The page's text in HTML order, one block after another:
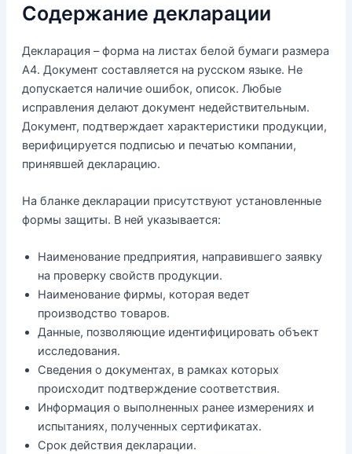
Содержание декларации
Декларация – форма на листах белой бумаги размера
А4. Документ составляется на русском языке. Не
допускается наличие ошибок, описок. Любые
исправления делают документ недействительным.
Документ, подтверждает характеристики продукции,
верифицируется подписью и печатью компании,
принявшей декларацию.
На бланке декларации присутствуют установленные
формы защиты. В ней указывается:
Наименование предприятия, направившего заявку
на проверку свойств продукции.
Наименование фирмы, которая ведет
производство товаров.
Данные, позволяющие идентифицировать объект
исследования.
Сведения о документах, в рамках которых
происходит подтверждение соответствия.
Информация о выполненных ранее измерениях и
испытаниях, полученных сертификатах.
Срок действия декларации.